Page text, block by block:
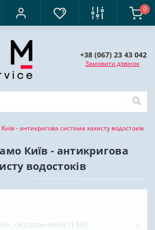
0
+38 (067) 23 43 042
Замовити дзвінок
- антикригова система захисту водостоків
Київ - антикригова
водостоків
сніготанення (198)